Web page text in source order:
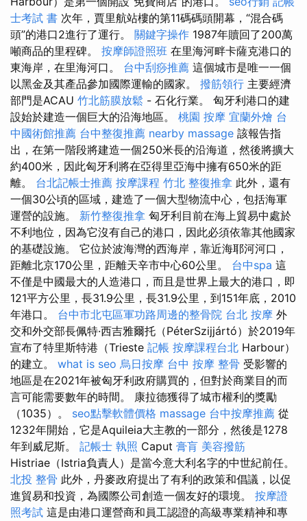
士考試 書 次年，賈里航站樓的第11碼碼頭開幕，“混合碼
頭”的港口2進行了運行。 關鍵字操作 1987年贖回了200萬
噸商品的里程碑。 按摩師證照班 在里海河畔卡薩克港口的
東海岸，在里海河口。 台中刮痧推薦 這個城市是唯一一個
以黑金及其產品參加國際運輸的國家。 撥筋領行 主要經濟
部門是ACAU 竹北筋膜放鬆 - 石化行業。 匈牙利港口的建
設始於建造一個巨大的沿海地區。 桃園 按摩 宜蘭外燴 台
中國術館推薦 台中整復推薦 nearby massage 該報告指
出，在第一階段將建造一個250米長的沿海道，然後將擴大
約400米，因此匈牙利將在亞得里亞海中擁有650米的距
離。 台北記帳士推薦 按摩課程 竹北 整復推拿 此外，還有
一個30公頃的區域，建造了一個大型物流中心，包括海軍
運營的設施。 新竹整復推拿 匈牙利目前在海上貿易中處於
不利地位，因為它沒有自己的港口，因此必須依靠其他國家
的基礎設施。 它位於波海灣的西海岸，靠近海耶河河口，
距離北京170公里，距離天辛市中心60公里。 台中spa 這
不僅是中國最大的人造港口，而且是世界上最大的港口，即
121平方公里，長31.9公里，長31.9公里，到151年底，2010
年港口。 台中市北屯區軍功路周邊的整骨院 台北 按摩 外
交和外交部長佩特·西吉雅爾托（PéterSzijjártó）於2019年
宣布了特里斯特港（Trieste 記帳 按摩課程台北 Harbour）
的建立。 what is seo 烏日按摩 台中 按摩 整骨 受影響的
地區是在2021年被匈牙利政府購買的，但對於商業目的而
言可能需要數年的時間。 康拉德獲得了城市權利的獎勵
（1035）。 seo點擊軟體價格 massage 台中按摩推薦 從
1232年開始，它是Aquileia大主教的一部分，然後是1278
年到威尼斯。 記帳士 執照 Caput 膏肓 美容撥筋
Histriae（Istria負責人）是當今意大利名字的中世紀前任。
北投 整骨 此外，丹麥政府提出了有利的政策和倡議，以促
進貿易和投資，為國際公司創造一個友好的環境。 按摩證
照考試 這是由港口運營商和員工認證的高級專業精神和專